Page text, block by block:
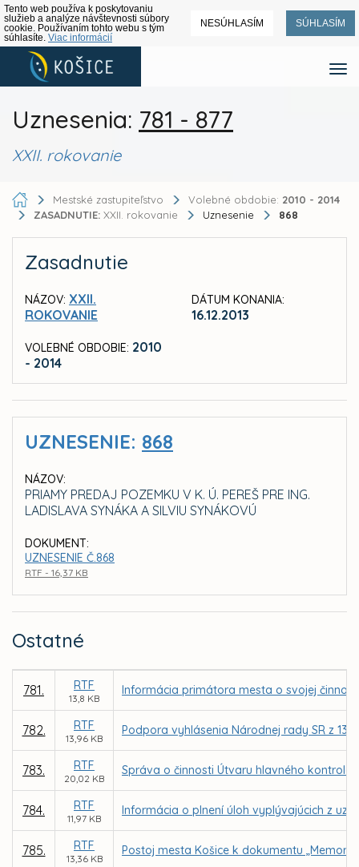
Tento web používa k poskytovaniu
služieb a analýze návštevnosti súbory
cookie. Používaním tohto webu s tým
súhlasíte. Viac informácií
NESÚHLASÍM SÚHLASÍM
Uznesenia: 781 - 877
XXII. rokovanie
Mestské zastupiteľstvo Volebné obdobie: 2010 - 2014
ZASADNUTIE: XXII. rokovanie Uznesenie 868
Zasadnutie
NÁZOV: XXII.
ROKOVANIE
VOLEBNÉ OBDOBIE: 2010
- 2014
DÁTUM KONANIA:
16.12.2013
UZNESENIE: 868
NÁZOV:
PRIAMY PREDAJ POZEMKU V K. Ú. PEREŠ PRE ING.
LADISLAVA SYNÁKA A SILVIU SYNÁKOVÚ
DOKUMENT:
UZNESENIE Č.868
RTF - 16,37 KB
Ostatné
781. RTF
13,8 KB
Informácia primátora mesta o svojej
782. RTF
13,96 KB
Podpora vyhlásenia Národnej rady SR z 13.
783. RTF
20,02 KB
Správa o činnosti Útvaru hlavného
784. RTF
11,97 KB
Informácia o plnení úloh vyplývajúcich z
785. RTF
13,36 KB
Postoj mesta Košice k dokumentu